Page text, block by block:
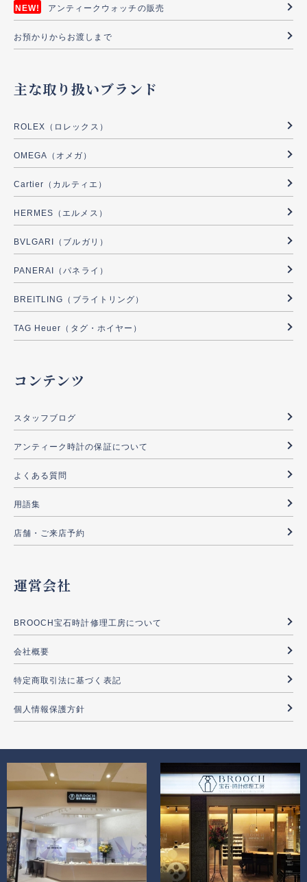
アンティークウォッチの販売
お預かりからお渡しまで
主な取り扱いブランド
ROLEX（ロレックス）
OMEGA（オメガ）
Cartier（カルティエ）
HERMES（エルメス）
BVLGARI（ブルガリ）
PANERAI（パネライ）
BREITLING（ブライトリング）
TAG Heuer（タグ・ホイヤー）
コンテンツ
スタッフブログ
アンティーク時計の保証について
よくある質問
用語集
店舗・ご来店予約
運営会社
BROOCH宝石時計修理工房について
会社概要
特定商取引法に基づく表記
個人情報保護方針